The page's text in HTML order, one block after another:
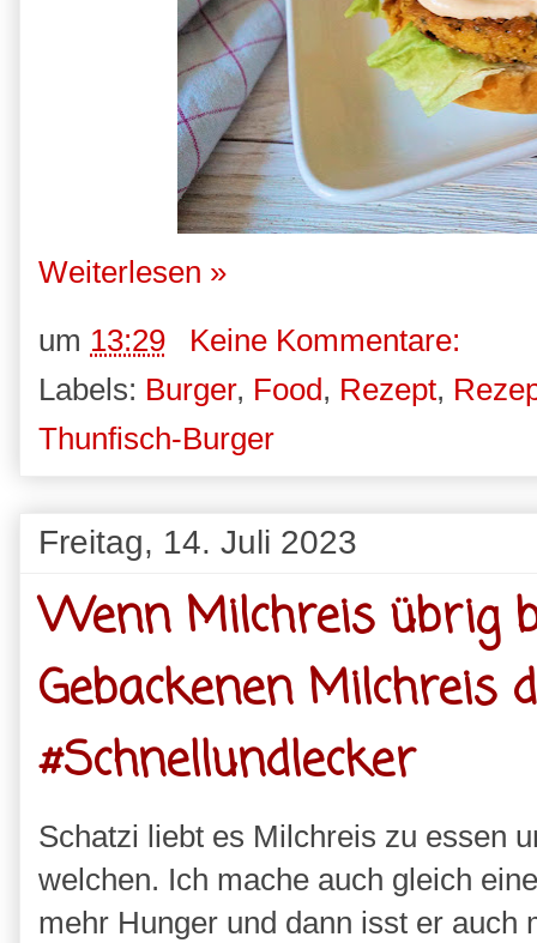
Weiterlesen »
um 13:29
Keine Kommentare:
Labels: Burger, Food, Rezept,
Thunfisch-Burger
Freitag, 14. Juli 2023
Wenn Milchreis übrig
Gebackenen Milchreis
#Schnellundlecker
Schatzi liebt es Milchreis zu essen
welchen. Ich mache auch gleich
mehr Hunger und dann isst er auch